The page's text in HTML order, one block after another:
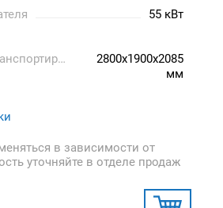
55 кВт
Габариты для транспортировки
2800x1900x2085
мм
в зависимости от
уточняйте в отделе продаж